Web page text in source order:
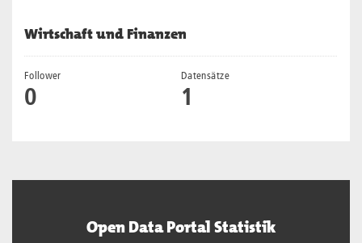
Wirtschaft und Finanzen
Follower
0
Datensätze
1
Open Data Portal Statistik